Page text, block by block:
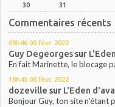
30
31
Commentaires récents
09h46 09 févr. 2022
Guy Degeorgessur
En fait Marinette, le blocage
18h43 08 févr. 2022
dozeville sur L'Eden
Bonjour Guy, ton site n'étant